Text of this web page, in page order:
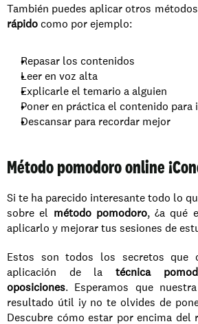
También puedes aplicar otros
rápido como por ejemplo:
Repasar los contenidos
Leer en voz alta
Explicarle el temario a alguien
Poner en práctica el contenido
Descansar para recordar mejor
Método pomodoro online
Si te ha parecido interesante todo lo
sobre el método pomodoro, ¿a qué
aplicarlo y mejorar tus sesiones de
Estos son todos los secretos que
aplicación de la técnica
oposiciones. Esperamos que
resultado útil ¡y no te olvides de